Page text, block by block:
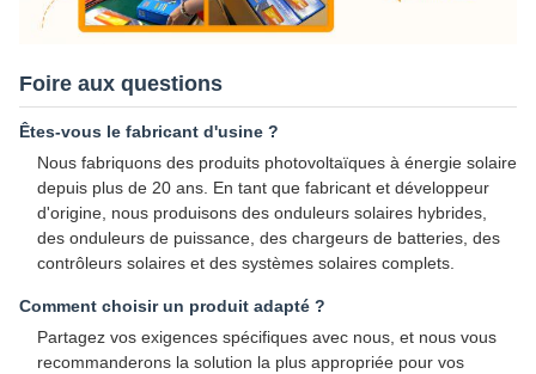
Foire aux questions
Êtes-vous le fabricant d'usine ?
Nous fabriquons des produits photovoltaïques à énergie solaire
depuis plus de 20 ans. En tant que fabricant et développeur
d'origine, nous produisons des onduleurs solaires hybrides,
des onduleurs de puissance, des chargeurs de batteries, des
contrôleurs solaires et des systèmes solaires complets.
Comment choisir un produit adapté ?
Partagez vos exigences spécifiques avec nous, et nous vous
recommanderons la solution la plus appropriée pour vos